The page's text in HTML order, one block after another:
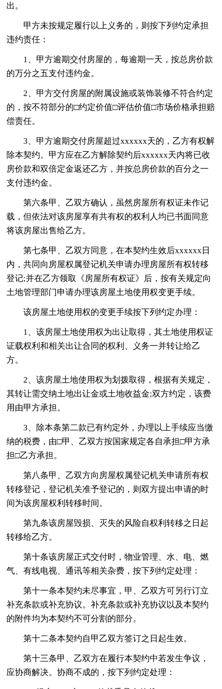
出。
甲方未按规定履行以上义务的，则按下列约定承担
违约责任：
1、甲方逾期交付房屋的，每逾期一天，按总房价款
的万分之五支付违约金。
2、甲方交付房屋的附属设施或装饰装修不符合约定
的，按不符部分的□约定价值□评估价值□市场价格承担赔
偿责任。
3、甲方逾期交付房屋超过xxxxxx天的，乙方有权解
除本契约。甲方应在乙方解除契约后xxxxxx天内将已收
房价款和双倍定金返还乙方，并按总房价款的百分之一
支付违约金。
第六条甲、乙双方确认，虽然房屋所有权证未作记
载，但依法对该房屋享有共有权的权利人均已书面同意
将该房屋出售给乙方。
第七条甲、乙双方同意，在本契约生效后xxxxxx日
内，共同向房屋权属登记机关申请办理房屋所有权转移
登记;并在乙方领取《房屋所有权证》后，按有关规定向
土地管理部门申请办理该房屋土地使用权变更手续。
该房屋土地使用权的变更手续按下列约定办理：
1、该房屋土地使用权为出让取得，其土地使用权证
证载权利和相关出让合同的权利、义务一并转让给乙
方。
2、该房屋土地使用权为划拨取得，根据有关规定，
其转让需交纳土地出让金或土地收益金;双方约定，该费
用由甲方承担。
3、除本条第二款已有约定外，办理以上手续应当缴
纳的税费，由□甲、乙双方按国家规定各自承担□甲方承
担□乙方承担。
第八条甲、乙双方向房屋权属登记机关申请所有权
转移登记，登记机关准予登记的，则双方提出申请的时
间为该房屋权利转移时间。
第九条该房屋毁损、灭失的风险自权利转移之日起
转移给乙方。
第十条该房屋正式交付时，物业管理、水、电、燃
气、有线电视、通讯等相关杂费，按下列约定处理：
第十一条本契约未尽事宜，甲、乙双方可另行订立
补充条款或补充协议。补充条款或补充协议以及本契约
的附件均为本契约不可分割的部分。
第十二条本契约自甲乙双方签订之日起生效。
第十三条甲、乙双方在履行本契约中若发生争议，
应协商解决。协商不成的，按下列约定处理：